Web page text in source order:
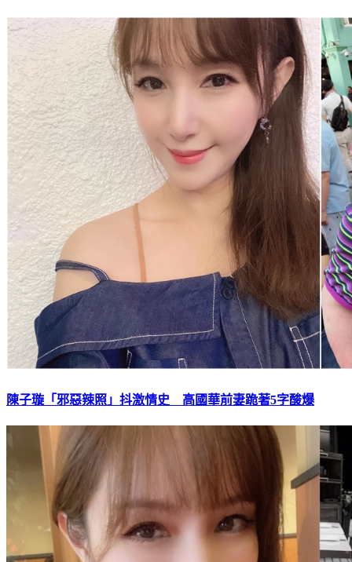
陳子璇「邪惡辣照」抖激情史 高國華前妻跪著5字酸爆